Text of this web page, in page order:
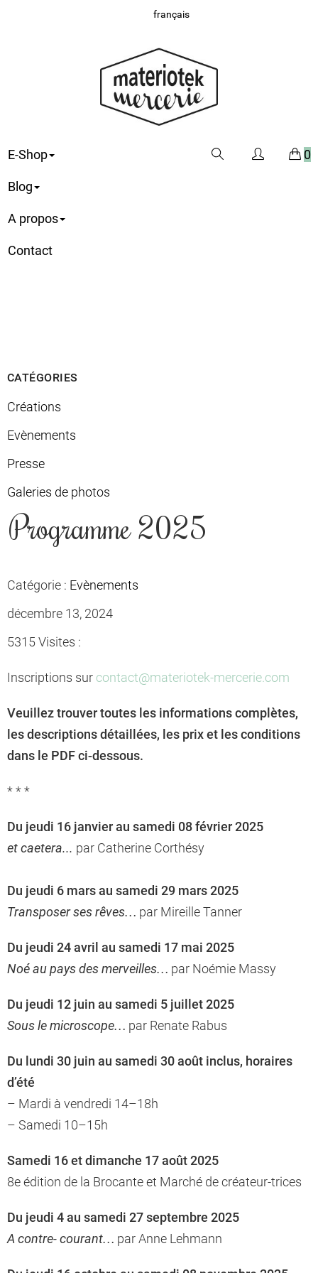
français
E-Shop
Blog
A propos
Contact
0
CATÉGORIES
Créations
Evènements
Presse
Galeries de photos
Programme 2025
Catégorie : Evènements
décembre 13, 2024
5315 Visites :
Inscriptions sur contact@materiotek-mercerie.com
Veuillez trouver toutes les informations complètes,
les descriptions détaillées, les prix et les conditions
dans le PDF ci-dessous.
* * *
Du jeudi 16 janvier au samedi 08 février 2025
et caetera... par Catherine Corthésy
Du jeudi 6 mars au samedi 29 mars 2025
Transposer ses rêves… par Mireille Tanner
Du jeudi 24 avril au samedi 17 mai 2025
Noé au pays des merveilles… par Noémie Massy
Du jeudi 12 juin au samedi 5 juillet 2025
Sous le microscope… par Renate Rabus
Du lundi 30 juin au samedi 30 août inclus, horaires
d’été
– Mardi à vendredi 14–18h
– Samedi 10–15h
Samedi 16 et dimanche 17 août 2025
8e édition de la Brocante et Marché de créateur-trices
Du jeudi 4 au samedi 27 septembre 2025
A contre- courant… par Anne Lehmann